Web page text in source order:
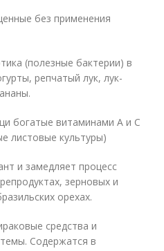
без применения
(полезные бактерии) в
репчатый лук, лук-
богатые витаминами А и С
листовые культуры)
и замедляет процесс
зерновых и
орехах.
средства и
Содержатся в